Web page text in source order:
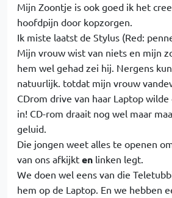
Mijn Zoontje is ook goed ik het
hoofdpijn door kopzorgen.
Ik miste laatst de Stylus (Red:
Mijn vrouw wist van niets en mijn
hem wel gehad zei hij. Nergens
natuurlijk. totdat mijn vrouw
CDrom drive van haar Laptop
in! CD-rom draait nog wel maar
geluid.
Die jongen weet alles te openen
van ons afkijkt en linken legt.
We doen wel eens van die
hem op de Laptop. En we hebben